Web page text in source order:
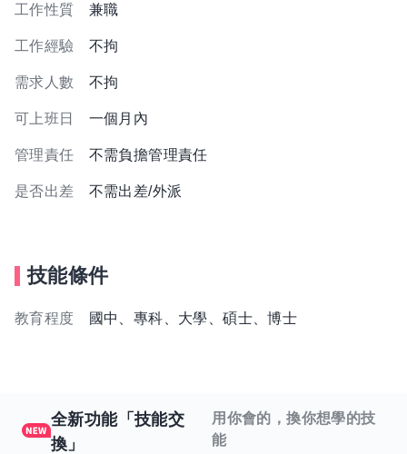
工作性質 兼職
工作經驗 不拘
需求人數 不拘
可上班日 一個月內
管理責任 不需負擔管理責任
是否出差 不需出差/外派
技能條件
教育程度 國中、專科、大學、碩士、博士
全新功能「技能交
換」
用你會的，換你想學的技
能